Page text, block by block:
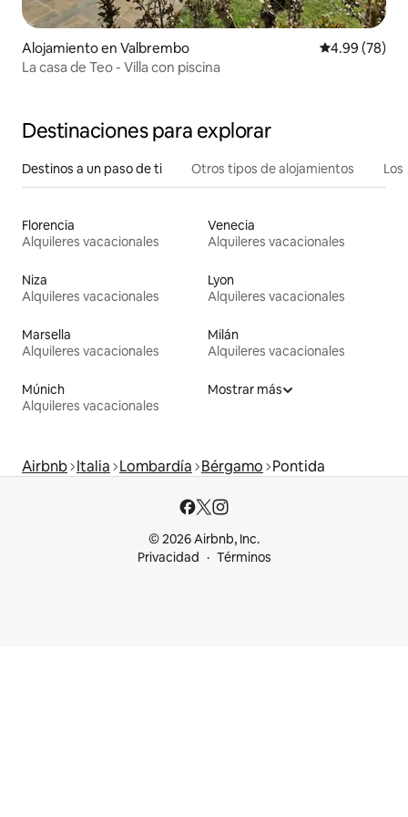
Alojamiento en Valbrembo Calificación
4.99 (78)
La casa de Teo - Villa con piscina
Destinaciones para explorar
Destinos a un paso de ti Otros tipos de alojamientos
Florencia
Alquileres vacacionales
Venecia
Alquileres vacacionales
Niza
Alquileres vacacionales
Lyon
Alquileres vacacionales
Marsella
Alquileres vacacionales
Milán
Alquileres vacacionales
Múnich
Alquileres vacacionales
Mostrar más
Airbnb Italia Lombardía Bérgamo Pontida
© 2026 Airbnb, Inc.
Privacidad
Términos